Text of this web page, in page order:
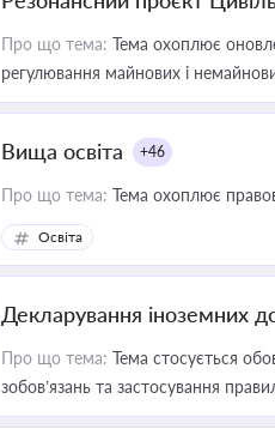
Про що тема: Тема охоплює
регулювання майнових і
Вища освіта +46
Про що тема: Тема охоплює
Освіта
Декларування іноземних
Про що тема: Тема стосується
зобов’язань та застосування